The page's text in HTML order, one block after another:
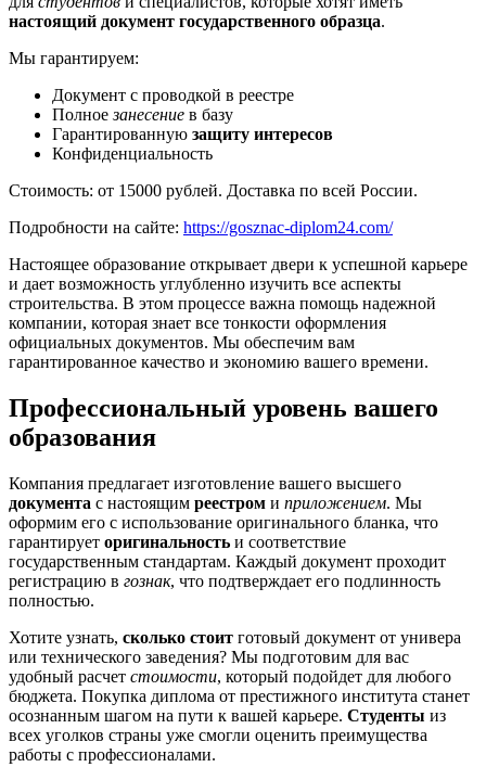
настоящий документ государственного образца.
Мы гарантируем:
Документ с проводкой в реестре
Полноезанесение в базу
Гарантированную защиту интересов
Конфиденциальность
Стоимость: от 15000 рублей. Доставка по всей России.
Подробности на сайте: https://gosznac-diplom24.com/
Настоящее образование открывает двери к успешной карьере
и дает возможность углубленно изучить все аспекты
строительства. В этом процессе важна помощь надежной
компании, которая знает все тонкости оформления
официальных документов. Мы обеспечим вам
гарантированное качество и экономию вашего времени.
Профессиональный уровень вашего
образования
Компания предлагает изготовление вашего высшего
документа с настоящим реестром и приложением. Мы
оформим его с использование оригинального бланка, что
гарантирует оригинальность и соответствие
государственным стандартам. Каждый документ проходит
регистрацию в гознак, что подтверждает его подлинность
полностью.
Хотите узнать, сколько стоит готовый документ от универа
или технического заведения? Мы подготовим для вас
удобный расчет стоимости, который подойдет для любого
бюджета. Покупка диплома от престижного института станет
осознанным шагом на пути к вашей карьере. Студенты из
всех уголков страны уже смогли оценить преимущества
работы с профессионалами.